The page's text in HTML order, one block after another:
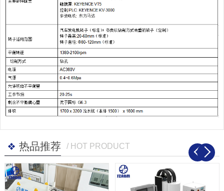
热品推荐 / HOT PRODUCT